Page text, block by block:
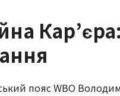
пояс WBO